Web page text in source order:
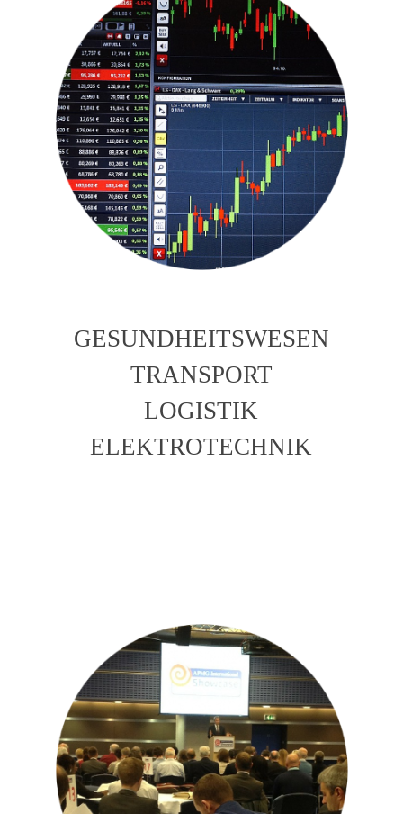
GESUNDHEITSWESEN
TRANSPORT
LOGISTIK
ELEKTROTECHNIK